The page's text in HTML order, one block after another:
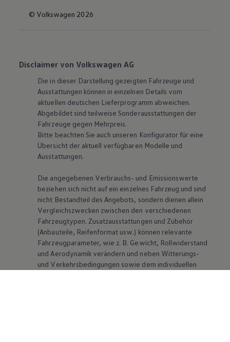
© Volkswagen 2026
Disclaimer von Volkswagen AG
Die in dieser Darstellung gezeigten Fahrzeuge und
Ausstattungen können in einzelnen Details vom
aktuellen deutschen Lieferprogramm abweichen.
Abgebildet sind teilweise Sonderausstattungen der
Fahrzeuge gegen Mehrpreis.
Bitte beachten Sie auch unseren Konfigurator für eine
Übersicht der aktuell verfügbaren Modelle und
Ausstattungen.
Die angegebenen Verbrauchs- und Emissionswerte
beziehen sich nicht auf ein einzelnes Fahrzeug und sind
nicht Bestandteil des Angebots, sondern dienen allein
Vergleichszwecken zwischen den verschiedenen
Fahrzeugtypen. Zusatzausstattungen und Zubehör
(Anbauteile, Reifenformat usw.) können relevante
Fahrzeugparameter, wie z. B. Gewicht, Rollwiderstand
und Aerodynamik verändern und neben Witterungs-
und Verkehrsbedingungen sowie dem individuellen